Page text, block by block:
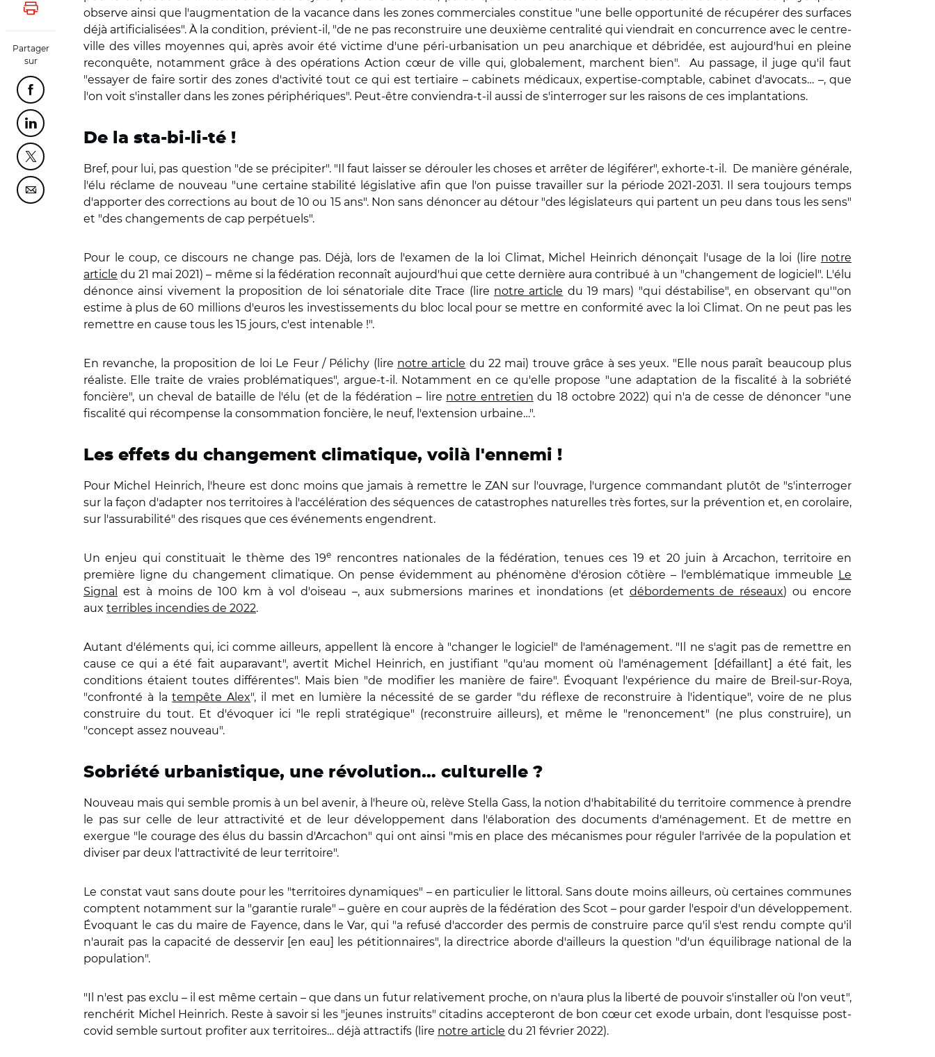
Lancer l'impression
Partager
sur
Partager cette page sur Facebook
Partager cette page sur Linkedin
Partager cette page sur Twitter
Partager cette page sur Courriel
observe ainsi que l'augmentation de la vacance dans les zones commerciales constitue "une belle opportunité de récupérer des surfaces
déjà artificialisées". À la condition, prévient-il, "de ne pas reconstruire une deuxième centralité qui viendrait en concurrence avec le centre-
ville des villes moyennes qui, après avoir été victime d'une péri-urbanisation un peu anarchique et débridée, est aujourd'hui en pleine
reconquête, notamment grâce à des opérations Action cœur de ville qui, globalement, marchent bien". Au passage, il juge qu'il faut
"essayer de faire sortir des zones d'activité tout ce qui est tertiaire – cabinets médicaux, expertise-comptable, cabinet d'avocats… –, que
l'on voit s'installer dans les zones périphériques". Peut-être conviendra-t-il aussi de s'interroger sur les raisons de ces implantations.
De la sta-bi-li-té !
Bref, pour lui, pas question "de se précipiter". "Il faut laisser se dérouler les choses et arrêter de légiférer", exhorte-t-il. De manière générale,
l'élu réclame de nouveau "une certaine stabilité législative afin que l'on puisse travailler sur la période 2021-2031. Il sera toujours temps
d'apporter des corrections au bout de 10 ou 15 ans". Non sans dénoncer au détour "des législateurs qui partent un peu dans tous les sens"
et "des changements de cap perpétuels".
Pour le coup, ce discours ne change pas. Déjà, lors de l'examen de la loi Climat, Michel Heinrich dénonçait l'usage de la loi (lire notre
article du 21 mai 2021) – même si la fédération reconnaît aujourd'hui que cette dernière aura contribué à un "changement de logiciel". L'élu
dénonce ainsi vivement la proposition de loi sénatoriale dite Trace (lire notre article du 19 mars) "qui déstabilise", en observant qu'"on
estime à plus de 60 millions d'euros les investissements du bloc local pour se mettre en conformité avec la loi Climat. On ne peut pas les
remettre en cause tous les 15 jours, c'est intenable !".
En revanche, la proposition de loi Le Feur / Pélichy (lire notre article du 22 mai) trouve grâce à ses yeux. "Elle nous paraît beaucoup plus
réaliste. Elle traite de vraies problématiques", argue-t-il. Notamment en ce qu'elle propose "une adaptation de la fiscalité à la sobriété
foncière", un cheval de bataille de l'élu (et de la fédération – lire notre entretien du 18 octobre 2022) qui n'a de cesse de dénoncer "une
fiscalité qui récompense la consommation foncière, le neuf, l'extension urbaine…".
Les effets du changement climatique, voilà l'ennemi !
Pour Michel Heinrich, l'heure est donc moins que jamais à remettre le ZAN sur l'ouvrage, l'urgence commandant plutôt de "s'interroger
sur la façon d'adapter nos territoires à l'accélération des séquences de catastrophes naturelles très fortes, sur la prévention et, en corolaire,
sur l'assurabilité" des risques que ces événements engendrent.
Un enjeu qui constituait le thème des 19e rencontres nationales de la fédération, tenues ces 19 et 20 juin à Arcachon, territoire en
première ligne du changement climatique. On pense évidemment au phénomène d'érosion côtière – l'emblématique immeuble Le
Signal
est à moins de 100 km à vol d'oiseau –, aux submersions marines et inondations (et débordements de réseaux) ou encore
aux terribles incendies de 2022.
Autant d'éléments qui, ici comme ailleurs, appellent là encore à "changer le logiciel" de l'aménagement. "Il ne s'agit pas de remettre en
cause ce qui a été fait auparavant", avertit Michel Heinrich, en justifiant "qu'au moment où l'aménagement [défaillant] a été fait, les
conditions étaient toutes différentes". Mais bien "de modifier les manière de faire". Évoquant l'expérience du maire de Breil-sur-Roya,
"confronté à latempête Alex", il met en lumière la nécessité de se garder "du réflexe de reconstruire à l'identique", voire de ne plus
construire du tout. Et d'évoquer ici "le repli stratégique" (reconstruire ailleurs), et même le "renoncement" (ne plus construire), un
"concept assez nouveau".
Sobriété urbanistique, une révolution… culturelle ?
Nouveau mais qui semble promis à un bel avenir, à l'heure où, relève Stella Gass, la notion d'habitabilité du territoire commence à prendre
le pas sur celle de leur attractivité et de leur développement dans l'élaboration des documents d'aménagement. Et de mettre en
exergue "le courage des élus du bassin d'Arcachon" qui ont ainsi "mis en place des mécanismes pour réguler l'arrivée de la population et
diviser par deux l'attractivité de leur territoire".
Le constat vaut sans doute pour les "territoires dynamiques" – en particulier le littoral. Sans doute moins ailleurs, où certaines communes
comptent notamment sur la "garantie rurale" – guère en cour auprès de la fédération des Scot – pour garder l'espoir d'un développement.
Évoquant le cas du maire de Fayence, dans le Var, qui "a refusé d'accorder des permis de construire parce qu'il s'est rendu compte qu'il
n'aurait pas la capacité de desservir [en eau] les pétitionnaires", la directrice aborde d'ailleurs la question "d'un équilibrage national de la
population".
"Il n'est pas exclu – il est même certain – que dans un futur relativement proche, on n'aura plus la liberté de pouvoir s'installer où l'on veut",
renchérit Michel Heinrich. Reste à savoir si les "jeunes instruits" citadins accepteront de bon cœur cet exode urbain, dont l'esquisse post-
covid semble surtout profiter aux territoires… déjà attractifs (lire notre article du 21 février 2022).